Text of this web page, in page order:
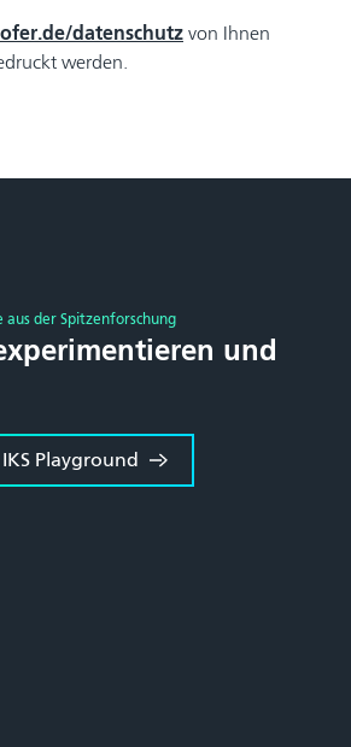
datenschutz von Ihnen
werden.
der Spitzenforschung
und
Playground